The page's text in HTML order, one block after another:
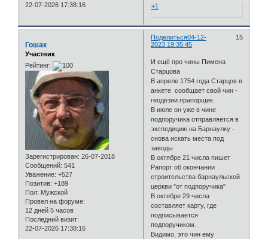
22-07-2026 17:38:16
+1
Поделиться 15
04-12-
2023 19:35:45
Гошак
Участник
Рейтинг:
Зарегистрирован: 26-07-2018
Сообщений: 541
Уважение: +527
Позитив: +189
Пол: Мужской
Провел на форуме:
12 дней 5 часов
Последний визит:
22-07-2026 17:38:16
И ещё про чины Пимена
Старцова
В апреле 1754 года Старцов в
анкете сообщает свой чин -
геодезии прапорщик.
В июле он уже в чине
подпоручика отправляется в
экспедицию на Барнаулку -
снова искать места под
заводы
В октябре 21 числа пишет
Рапорт об окончании
строительства барнаульской
церкви "от подпоручика"
В октябре 29 числа
составляет карту, где
подписывается
подпоручиком.
Видимо, это чин ему